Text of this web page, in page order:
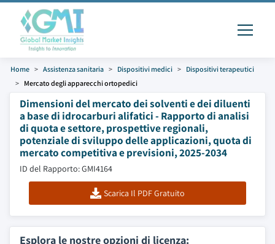
Home Assistenza sanitaria Dispositivi medici
Dispositivi terapeutici
Mercato degli apparecchi ortopedici
Dimensioni del mercato dei solventi e dei diluenti
a base di idrocarburi alifatici - Rapporto di analisi
di quota e settore, prospettive regionali,
potenziale di sviluppo delle applicazioni, quota di
mercato competitiva e previsioni, 2025-2034
ID del Rapporto: GMI4164
Scarica Il PDF Gratuito
Esplora le nostre opzioni di licenza: